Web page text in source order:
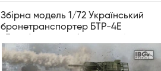
Збірна модель 1/72 Український
бронетранспортер БТР-4Е
IBG Models 72118